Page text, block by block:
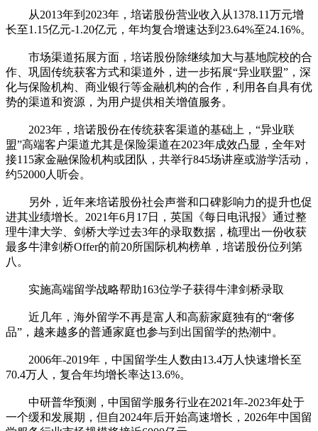
从2013年到2023年，培诺股份营业收入从1378.11万元增
长至1.15亿元-1.20亿元，年均复合增速达到23.64%至24.16%。
市场渠道拓展方面，培诺股份除继续加大与基地院校的合
作、巩固传统获客方式和渠道外，进一步拓展“异业联盟”，深
化与保险机构、商业银行等金融机构的合作，利用各自具有优
势的渠道和资源，为用户提供相关增值服务。
2023年，培诺股份在传统获客渠道的基础上，“异业联
盟”高端客户渠道尤其是保险渠道在2023年成效凸显，全年对
接115家金融保险机构或团队，共举行845场讲座或游学活动，
约52000人听会。
另外，近年来培诺股份社会声誉和口碑影响力的提升也促
进其业绩增长。2021年6月17日，英国《每日电讯报》通过整
理牛津大学、剑桥大学过去3年的录取数据，梳理出一份收获
最多牛津剑桥Offer的前20所国际机构榜单，培诺股份位列第
八。
实施高端留学战略帮助163位学子获得牛津剑桥录取
近几年，海外留学不再是富人和高薪家庭独有的“奢侈
品”，越来越多的普通家庭也参与到出国留学的热潮中。
2006年-2019年，中国留学生人数由13.4万人快速增长至
70.4万人，复合年均增长率达13.6%。
中研普华预测，中国留学服务行业在2021年-2023年处于
一个缓和发展期，但自2024年后开始高速增长，2026年中国留